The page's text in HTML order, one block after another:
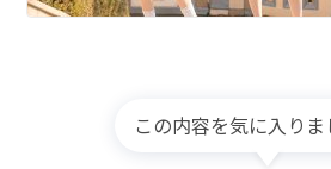
この内容を気に入りま